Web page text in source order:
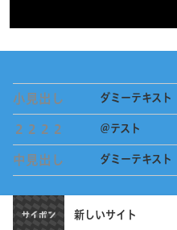
小見出し ダミーテキスト
２２２２ ＠テスト
中見出し ダミーテキスト
新しいサイト